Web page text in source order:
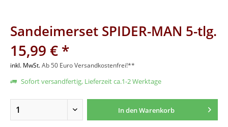
Sandeimerset SPIDER-MAN 5-tlg.
15,99 € *
inkl. MwSt.Ab 50 Euro Versandkostenfrei!**
Sofort versandfertig, Lieferzeit ca.1-2 Werktage
In denWarenkorb